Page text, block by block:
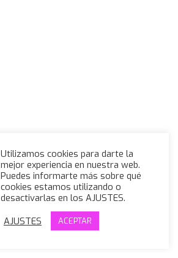
Utilizamos cookies para darte la
mejor experiencia en nuestra web.
Puedes informarte más sobre qué
cookies estamos utilizando o
desactivarlas en los AJUSTES.
AJUSTES
ACEPTAR